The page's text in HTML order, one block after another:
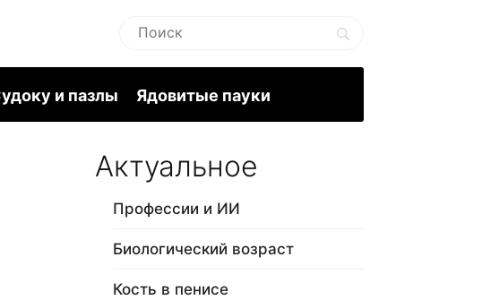
и пазлы Ядовитые пауки
Актуальное
Профессии и ИИ
Биологический возраст
Кость в пенисе